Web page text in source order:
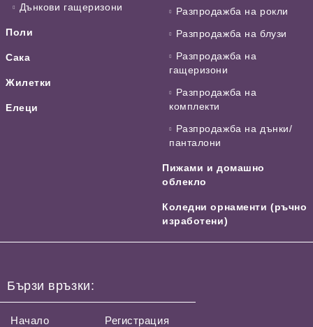
Дънкови гащеризони
Поли
Сака
Жилетки
Елеци
Разпродажба на рокли
Разпродажба на блузи
Разпродажба на
гащеризони
Разпродажба на
комплекти
Разпродажба на дънки/
панталони
Пижами и домашно
облекло
Коледни орнаменти (ръчно
изработени)
Бързи връзки:
Начало
Регистрация